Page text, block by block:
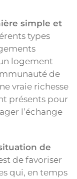
simple et
types
logement
de
vraie richesse
présents pour
l’échange
de
de favoriser
qui, en temps